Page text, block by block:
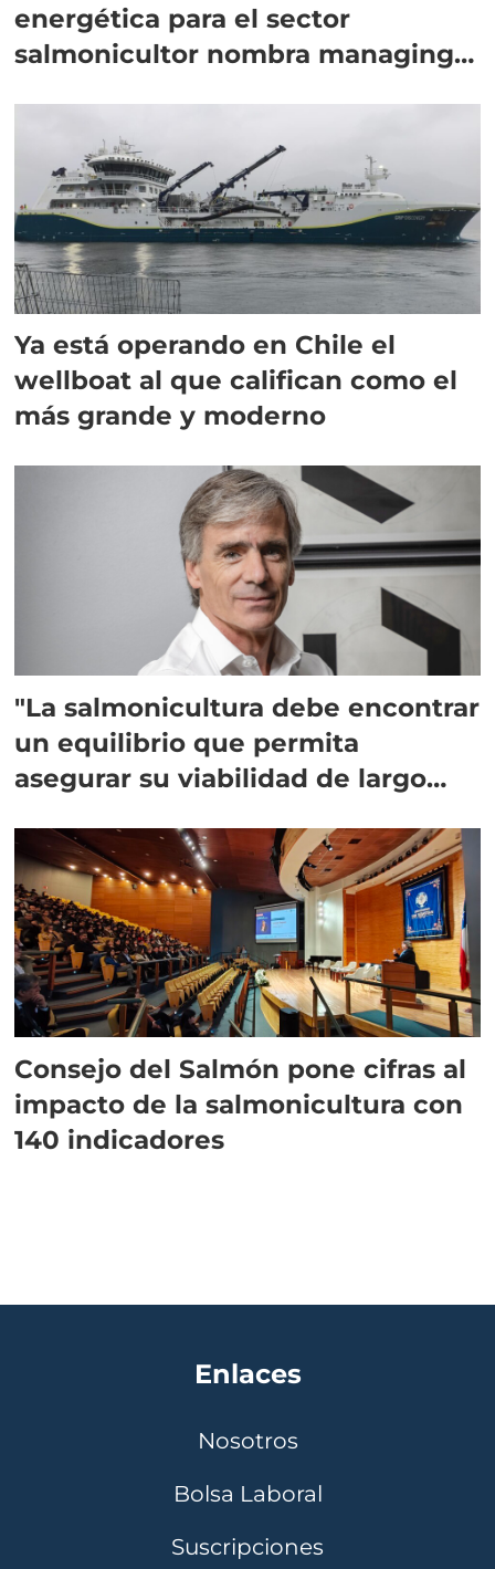
energética para el sector
salmonicultor nombra managing
Ya está operando en Chile el
wellboat al que califican como el
más grande y moderno
"La salmonicultura debe encontrar
un equilibrio que permita
asegurar su viabilidad de largo
Consejo del Salmón pone cifras al
impacto de la salmonicultura con
140 indicadores
Enlaces
Nosotros
Bolsa Laboral
Suscripciones